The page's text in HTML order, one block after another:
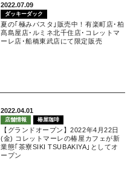
2022.07.09
ダッキーダック
夏の｢極みパスタ｣販売中！有楽町店･柏
髙島屋店･ルミネ北千住店･コレットマ
ーレ店･船橋東武店にて限定販売
2022.04.01
店舗情報 椿屋珈琲
【グランドオープン】2022年4月22日
(金) コレットマーレの椿屋カフェが新
業態｢茶寮SIKI TSUBAKIYA｣としてオ
ープン